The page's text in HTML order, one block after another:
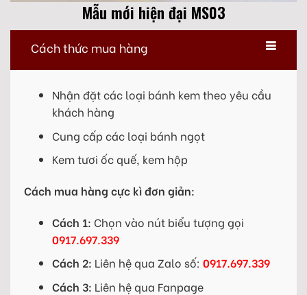
Mẫu mới hiện đại MS03
Cách thức mua hàng
Nhận đặt các loại bánh kem theo yêu cầu
khách hàng
Cung cấp các loại bánh ngọt
Kem tươi ốc quế, kem hộp
Cách mua hàng cực kì đơn giản:
Cách 1: Chọn vào nút biểu tượng gọi
0917.697.339
Cách 2: Liên hệ qua Zalo số: 0917.697.339
Cách 3: Liên hệ qua Fanpage